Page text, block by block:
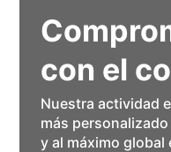
con el
Nuestra actividad
más
y al máximo